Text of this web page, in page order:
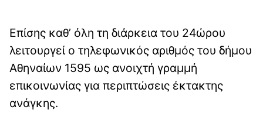
Επίσης καθ’ όλη τη διάρκεια του 24ώρου
λειτουργεί ο τηλεφωνικός αριθμός του δήμου
Αθηναίων 1595 ως ανοιχτή γραμμή
επικοινωνίας για περιπτώσεις έκτακτης
ανάγκης.